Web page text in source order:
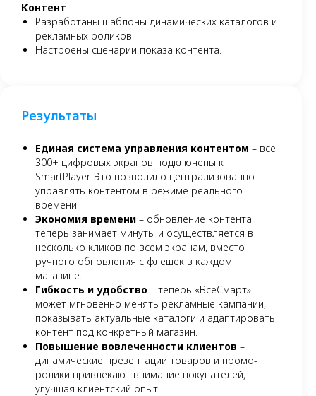
Контент
Разработаны шаблоны динамических каталогов и
рекламных роликов.
Настроены сценарии показа контента.
Результаты
Единая система управления контентом – все
300+ цифровых экранов подключены к
SmartPlayer. Это позволило централизованно
управлять контентом в режиме реального
времени.
Экономия времени – обновление контента
теперь занимает минуты и осуществляется в
несколько кликов по всем экранам, вместо
ручного обновления с флешек в каждом
магазине.
Гибкость и удобство – теперь «ВсёСмарт»
может мгновенно менять рекламные кампании,
показывать актуальные каталоги и адаптировать
контент под конкретный магазин.
Повышение вовлеченности клиентов –
динамические презентации товаров и промо-
ролики привлекают внимание покупателей,
улучшая клиентский опыт.